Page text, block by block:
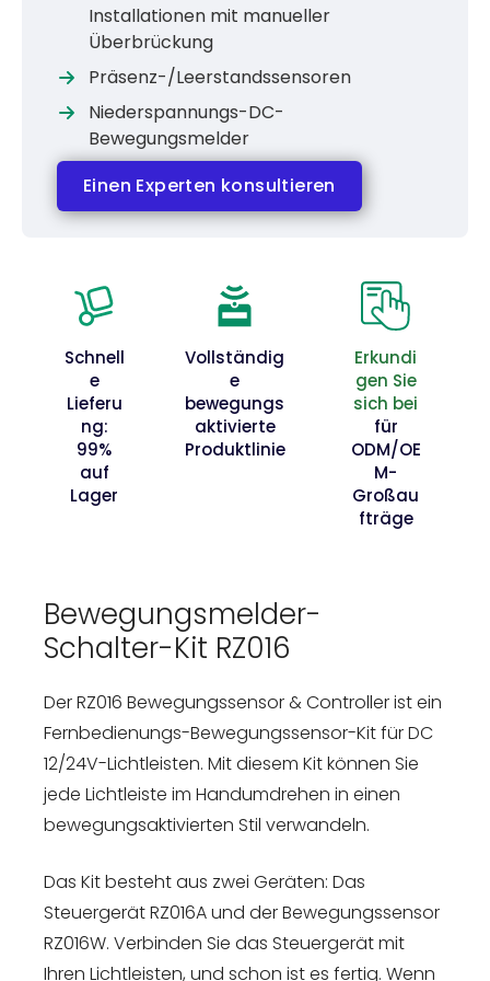
Installationen mit manueller
Überbrückung
Präsenz-/Leerstandssensoren
Niederspannungs-DC-
Bewegungsmelder
Einen Experten konsultieren
Schnell
e
Lieferu
ng:
99%
auf
Lager
Vollständig
e
bewegungs
aktivierte
Produktlinie
Erkundi
gen Sie
sich bei
für
ODM/OE
M-
Großau
fträge
Bewegungsmelder-
Schalter-Kit RZ016
Der RZ016 Bewegungssensor & Controller ist ein
Fernbedienungs-Bewegungssensor-Kit für DC
12/24V-Lichtleisten. Mit diesem Kit können Sie
jede Lichtleiste im Handumdrehen in einen
bewegungsaktivierten Stil verwandeln.
Das Kit besteht aus zwei Geräten: Das
Steuergerät RZ016A und der Bewegungssensor
RZ016W. Verbinden Sie das Steuergerät mit
Ihren Lichtleisten, und schon ist es fertig. Wenn